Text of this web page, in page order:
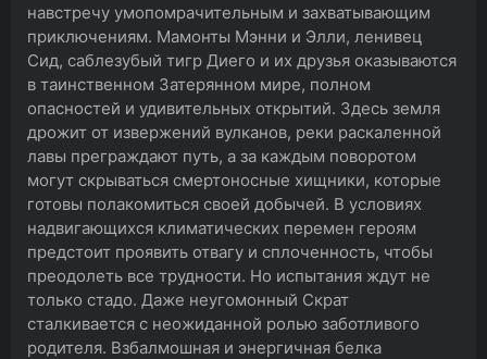
навстречу умопомрачительным и захватывающим
приключениям. Мамонты Мэнни и Элли, ленивец
Сид, саблезубый тигр Диего и их друзья оказываются
в таинственном Затерянном мире, полном
опасностей и удивительных открытий. Здесь земля
дрожит от извержений вулканов, реки раскаленной
лавы преграждают путь, а за каждым поворотом
могут скрываться смертоносные хищники, которые
готовы полакомиться своей добычей. В условиях
надвигающихся климатических перемен героям
предстоит проявить отвагу и сплоченность, чтобы
преодолеть все трудности. Но испытания ждут не
только стадо. Даже неугомонный Скрат
сталкивается с неожиданной ролью заботливого
родителя. Взбалмошная и энергичная белка